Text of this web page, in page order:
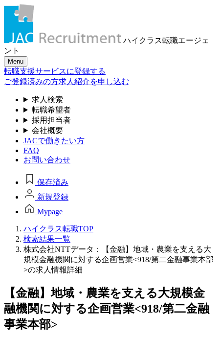
ハイクラス転職エージェ
ント
Menu
転職支援サービスに登録する
ご登録済みの方求人紹介を申し込む
求人検索
転職希望者
採用担当者
会社概要
JACで働きたい方
FAQ
お問い合わせ
保存済み
新規登録
Mypage
ハイクラス転職TOP
検索結果一覧
株式会社NTTデータ：【金融】地域・農業を支える大
規模金融機関に対する企画営業<918/第二金融事業本部
>の求人情報詳細
【金融】地域・農業を支える大規模金
融機関に対する企画営業<918/第二金融
事業本部>